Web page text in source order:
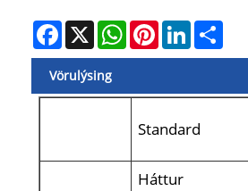
Facebook
X WhatsAppPinterestLinkedIn
Vörulýsing
Standard
Háttur